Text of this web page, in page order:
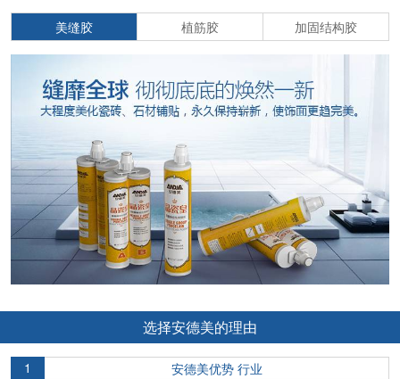
美缝胶 植筋胶 加固结构胶
选择安德美的理由
1 安德美优势 行业